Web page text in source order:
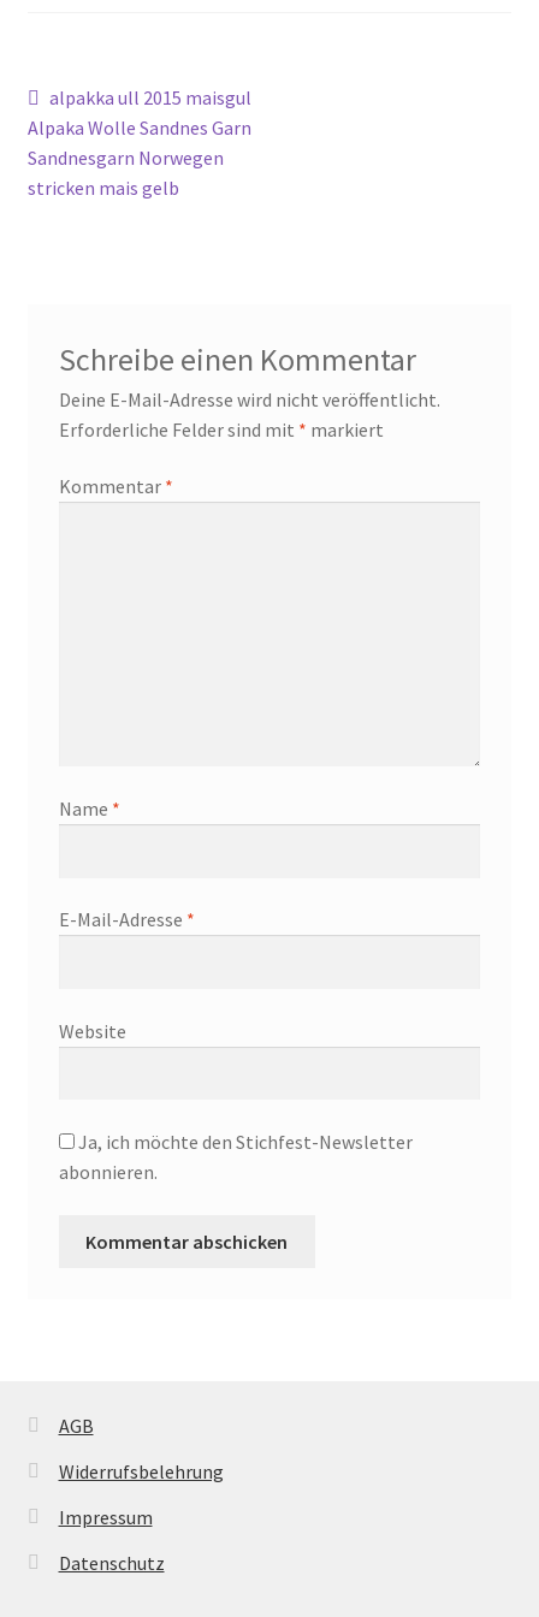
Beitragsnavigation
Vorheriger
Beitrag:
alpakka ull 2015 maisgul
Alpaka Wolle Sandnes Garn
Sandnesgarn Norwegen
stricken mais gelb
Schreibe einen Kommentar
Deine E-Mail-Adresse wird nicht veröffentlicht.
Erforderliche Felder sind mit * markiert
Kommentar *
Name *
E-Mail-Adresse *
Website
Ja, ich möchte den Stichfest-Newsletter
abonnieren.
AGB
Widerrufsbelehrung
Impressum
Datenschutz